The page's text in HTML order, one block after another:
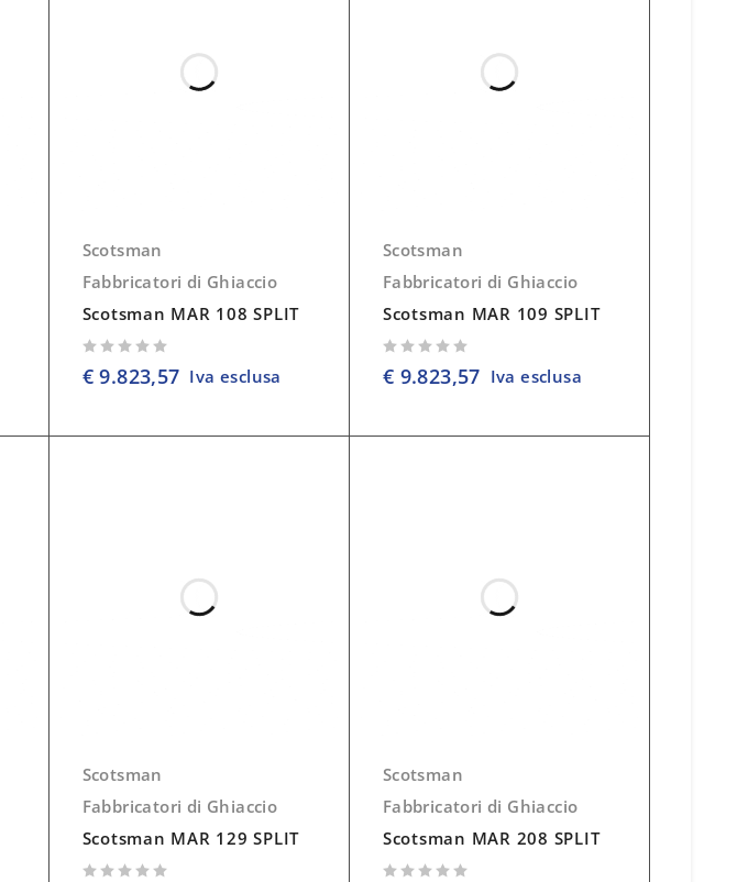
Scotsman
Fabbricatori di Ghiaccio
Scotsman MAR 108 SPLIT
€9.823,57 Iva esclusa
Scotsman
Fabbricatori di Ghiaccio
Scotsman MAR 109 SPLIT
€ 9.823,57 Iva esclusa
Scotsman
Fabbricatori di Ghiaccio
Scotsman MAR 129 SPLIT
Scotsman
Fabbricatori di Ghiaccio
Scotsman MAR 208 SPLIT